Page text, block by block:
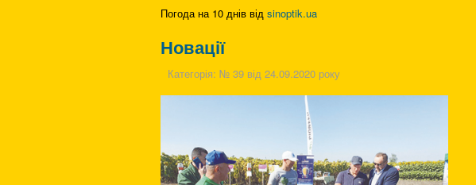
Погода на 10 днів від sinoptik.ua
Новації
Категорія: № 39 від 24.09.2020 року